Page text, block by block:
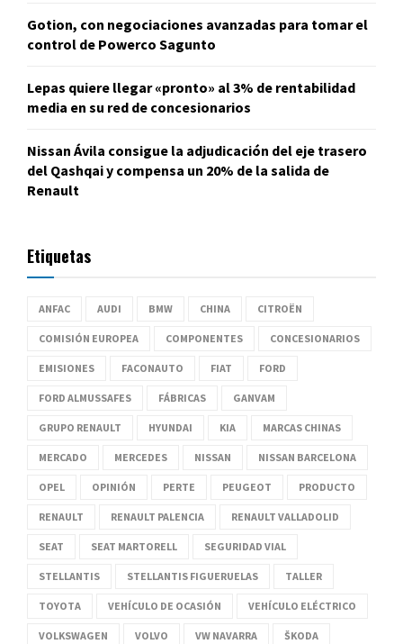
Gotion, con negociaciones avanzadas para tomar el
control de Powerco Sagunto
Lepas quiere llegar «pronto» al 3% de rentabilidad
media en su red de concesionarios
Nissan Ávila consigue la adjudicación del eje trasero
del Qashqai y compensa un 20% de la salida de
Renault
Etiquetas
ANFAC AUDI BMW CHINA CITROËN
COMISIÓN EUROPEA COMPONENTES CONCESIONARIOS
EMISIONES FACONAUTO FIAT FORD
FORD ALMUSSAFES FÁBRICAS GANVAM
GRUPO RENAULT HYUNDAI KIA MARCAS CHINAS
MERCADO MERCEDES NISSAN NISSAN BARCELONA
OPEL OPINIÓN PERTE PEUGEOT PRODUCTO
RENAULT RENAULT PALENCIA RENAULT VALLADOLID
SEAT SEAT MARTORELL SEGURIDAD VIAL
STELLANTIS STELLANTIS FIGUERUELAS TALLER
TOYOTA VEHÍCULO DE OCASIÓN VEHÍCULO ELÉCTRICO
VOLKSWAGEN VOLVO VW NAVARRA ŠKODA